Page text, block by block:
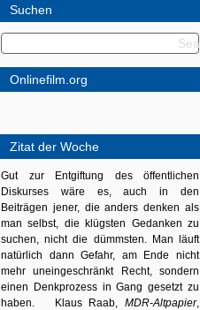
Suchen
Onlinefilm.org
Zitat der Woche
Gut zur Entgiftung des öffentlichen
Diskurses wäre es, auch in den
Beiträgen jener, die anders denken als
man selbst, die klügsten Gedanken zu
suchen, nicht die dümmsten. Man läuft
natürlich dann Gefahr, am Ende nicht
mehr uneingeschränkt Recht, sondern
einen Denkprozess in Gang gesetzt zu
haben. Klaus Raab, MDR-Altpapier,